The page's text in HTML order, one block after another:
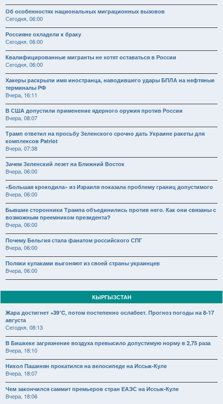
Об особенностях национальных миграционных вызовов
Сегодня, 06:00
Россияне охладели к браку
Сегодня, 06:00
Квалифицированные мигранты не хотят оставаться в России
Сегодня, 06:00
Хакеры раскрыли имя иностранца, наводившего удары БПЛА на нефтяные
терминалы РФ
Вчера, 16:11
В США допустили применение ядерного оружия против России
Вчера, 08:07
Трамп ответил на просьбу Зеленского срочно дать Украине ракеты для
комплексов Patriot
Вчера, 07:38
Зачем Зеленский лезет на Ближний Восток
Вчера, 06:00
«Большая крокодила» из Израиля показала проблему границ допустимого
Вчера, 06:00
Бывшие сторонники Трампа объединились против него. Как они связаны с
возможным преемником президента?
Вчера, 06:00
Почему Бельгия стала фанатом российского СПГ
Вчера, 06:00
Поляки кулаками выгоняют из своей страны украинцев
Вчера, 06:00
КЫРГЫЗСТАН
Жара достигнет +39°C, потом постепенно ослабеет. Прогноз погоды на 8-17
августа
Сегодня, 08:13
В Бишкеке загрязнение воздуха превысило допустимую норму в 2,75 раза
Вчера, 18:10
Никол Пашинян прокатился на велосипеде на Иссык-Куле
Вчера, 18:07
Чем закончился саммит премьеров стран ЕАЭС на Иссык-Куле
Вчера, 18:06